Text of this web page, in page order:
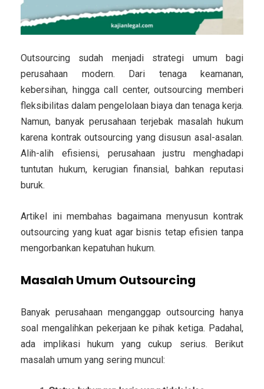
Outsourcing sudah menjadi strategi umum bagi
perusahaan modern. Dari tenaga keamanan,
kebersihan, hingga call center, outsourcing memberi
fleksibilitas dalam pengelolaan biaya dan tenaga kerja.
Namun, banyak perusahaan terjebak masalah hukum
karena kontrak outsourcing yang disusun asal-asalan.
Alih-alih efisiensi, perusahaan justru menghadapi
tuntutan hukum, kerugian finansial, bahkan reputasi
buruk.
Artikel ini membahas bagaimana menyusun kontrak
outsourcing yang kuat agar bisnis tetap efisien tanpa
mengorbankan kepatuhan hukum.
Masalah Umum Outsourcing
Banyak perusahaan menganggap outsourcing hanya
soal mengalihkan pekerjaan ke pihak ketiga. Padahal,
ada implikasi hukum yang cukup serius. Berikut
masalah umum yang sering muncul: